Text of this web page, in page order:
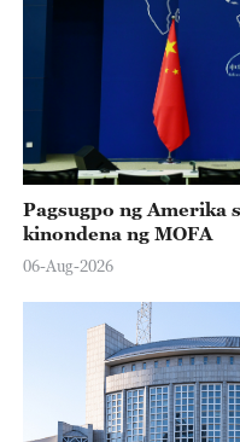
Pagsugpo ng Amerika
kinondena ng MOFA
06-Aug-2026